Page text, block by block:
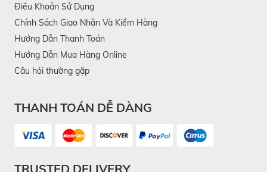
Điều Khoản Sử Dụng
Chính Sách Giao Nhận Và Kiểm Hàng
Hướng Dẫn Thanh Toán
Hướng Dẫn Mua Hàng Online
Câu hỏi thường gặp
THANH TOÁN DỄ DÀNG
TRUSTED DELIVERY